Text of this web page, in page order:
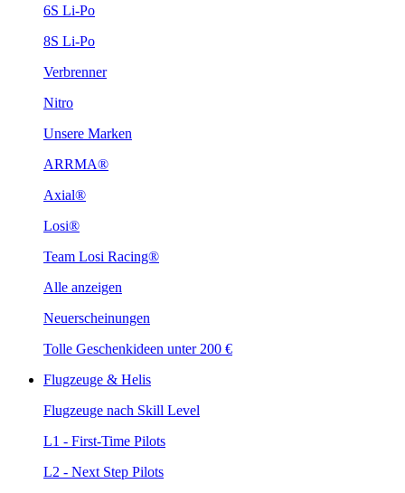
6S Li-Po
8S Li-Po
Verbrenner
Nitro
Unsere Marken
ARRMA®
Axial®
Losi®
Team Losi Racing®
Alle anzeigen
Neuerscheinungen
Tolle Geschenkideen unter 200 €
Flugzeuge & Helis
Flugzeuge nach Skill Level
L1 - First-Time Pilots
L2 - Next Step Pilots